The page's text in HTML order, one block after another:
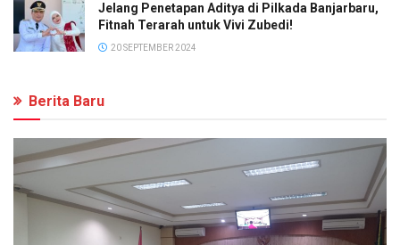
Jelang Penetapan Aditya di Pilkada Banjarbaru,
Fitnah Terarah untuk Vivi Zubedi!
20 SEPTEMBER 2024
Berita Baru